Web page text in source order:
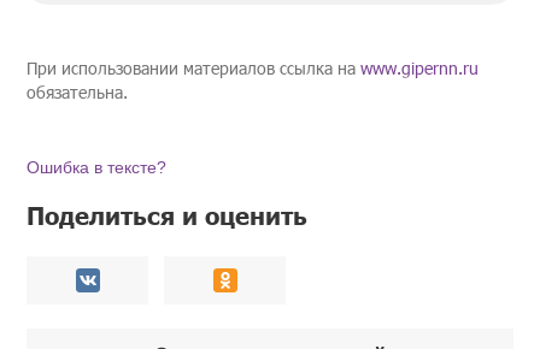
При использовании материалов ссылка наwww.gipernn.ru
обязательна.
Ошибка в тексте?
Поделиться и оценить